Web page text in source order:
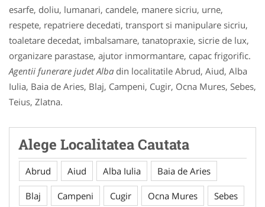
esarfe, doliu, lumanari, candele, manere sicriu, urne,
respete, repatriere decedati, transport si manipulare sicriu,
toaletare decedat, imbalsamare, tanatopraxie, sicrie de lux,
organizare parastase, ajutor inmormantare, capac frigorific.
Agentii funerare judet Alba din localitatile Abrud, Aiud, Alba
Iulia, Baia de Aries, Blaj, Campeni, Cugir, Ocna Mures, Sebes,
Teius, Zlatna.
Alege Localitatea Cautata
Abrud Aiud Alba Iulia Baia de Aries
Blaj Campeni Cugir Ocna Mures Sebes